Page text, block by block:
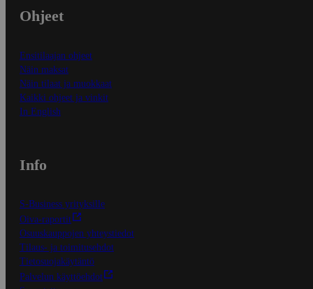
Ohjeet
Ensitilaajan ohjeet
Näin maksat
Näin tilaat ja muokkaat
Kaikki ohjeet ja vinkit
In English
Info
S-Business yrityksille
Oiva-raportit
Osuuskauppojen yhteystiedot
Tilaus- ja toimitusehdot
Tietosuojakäytäntö
Palvelun käyttöehdot